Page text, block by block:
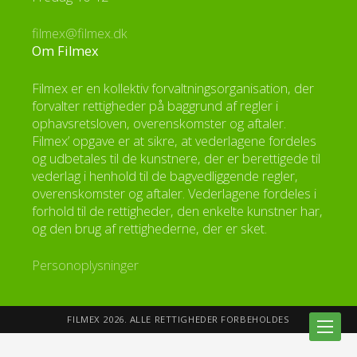
filmex@filmex.dk
Om Filmex
Filmex er en kollektiv forvaltningsorganisation, der
forvalter rettigheder på baggrund af regler i
ophavsretsloven, overenskomster og aftaler.
Filmex’ opgave er at sikre, at vederlagene fordeles
og udbetales til de kunstnere, der er berettigede til
vederlag i henhold til de bagvedliggende regler,
overenskomster og aftaler. Vederlagene fordeles i
forhold til de rettigheder, den enkelte kunstner har,
og den brug af rettighederne, der er sket.
Personoplysninger
FILMEX 2026. ALLE RETTIGHEDER FORBEHOLDES